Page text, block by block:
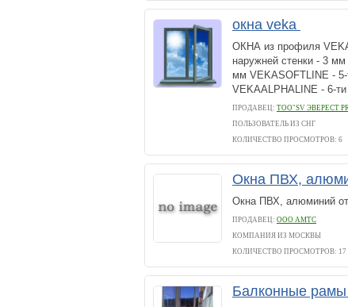
окна veka
ОКНА из профиля
наружней стенки - 3
мм VEKASOFTLINE -
VEKAALPHALINE - 6-
ПРОДАВЕЦ: ТОО"SV ЭВЕРЕСТ
ПОЛЬЗОВАТЕЛЬ ИЗ СНГ
КОЛИЧЕСТВО ПРОСМОТРОВ: 6
Окна ПВХ,
Окна ПВХ, алюминий
ПРОДАВЕЦ: ООО АМТС
КОМПАНИЯ ИЗ МОСКВЫ
КОЛИЧЕСТВО ПРОСМОТРОВ: 17
Балконные